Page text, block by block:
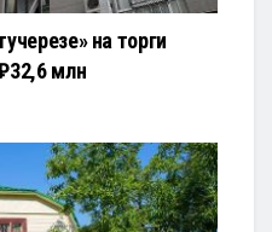
на торги
млн